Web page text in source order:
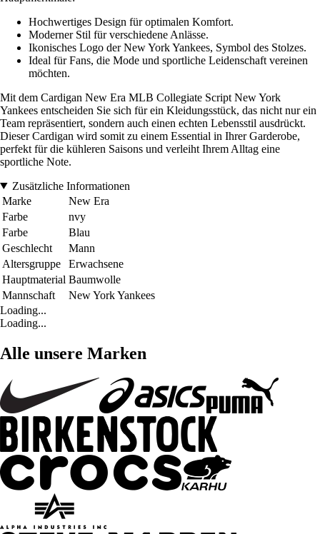
Hochwertiges Design für optimalen Komfort.
Moderner Stil für verschiedene Anlässe.
Ikonisches Logo der New York Yankees, Symbol des Stolzes.
Ideal für Fans, die Mode und sportliche Leidenschaft vereinen
möchten.
Mit dem Cardigan New Era MLB Collegiate Script New York
Yankees entscheiden Sie sich für ein Kleidungsstück, das nicht nur ein
Team repräsentiert, sondern auch einen echten Lebensstil ausdrückt.
Dieser Cardigan wird somit zu einem Essential in Ihrer Garderobe,
perfekt für die kühleren Saisons und verleiht Ihrem Alltag eine
sportliche Note.
Zusätzliche Informationen
Marke
New Era
Farbe
nvy
Farbe
Blau
Geschlecht
Mann
Altersgruppe
Erwachsene
Hauptmaterial Baumwolle
Mannschaft
New York Yankees
Loading...
Loading...
Alle unsere Marken